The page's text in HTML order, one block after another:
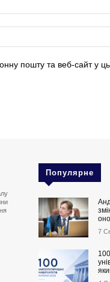
пошту та веб-сайт у
Популярне
7